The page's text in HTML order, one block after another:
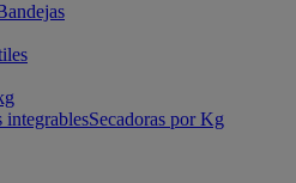
integrablesSecadoras por Kg